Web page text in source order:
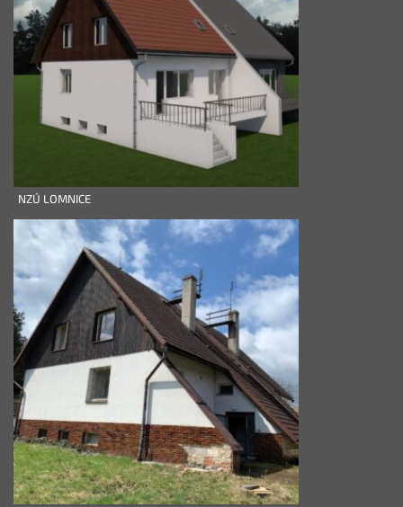
NZÚ LOMNICE